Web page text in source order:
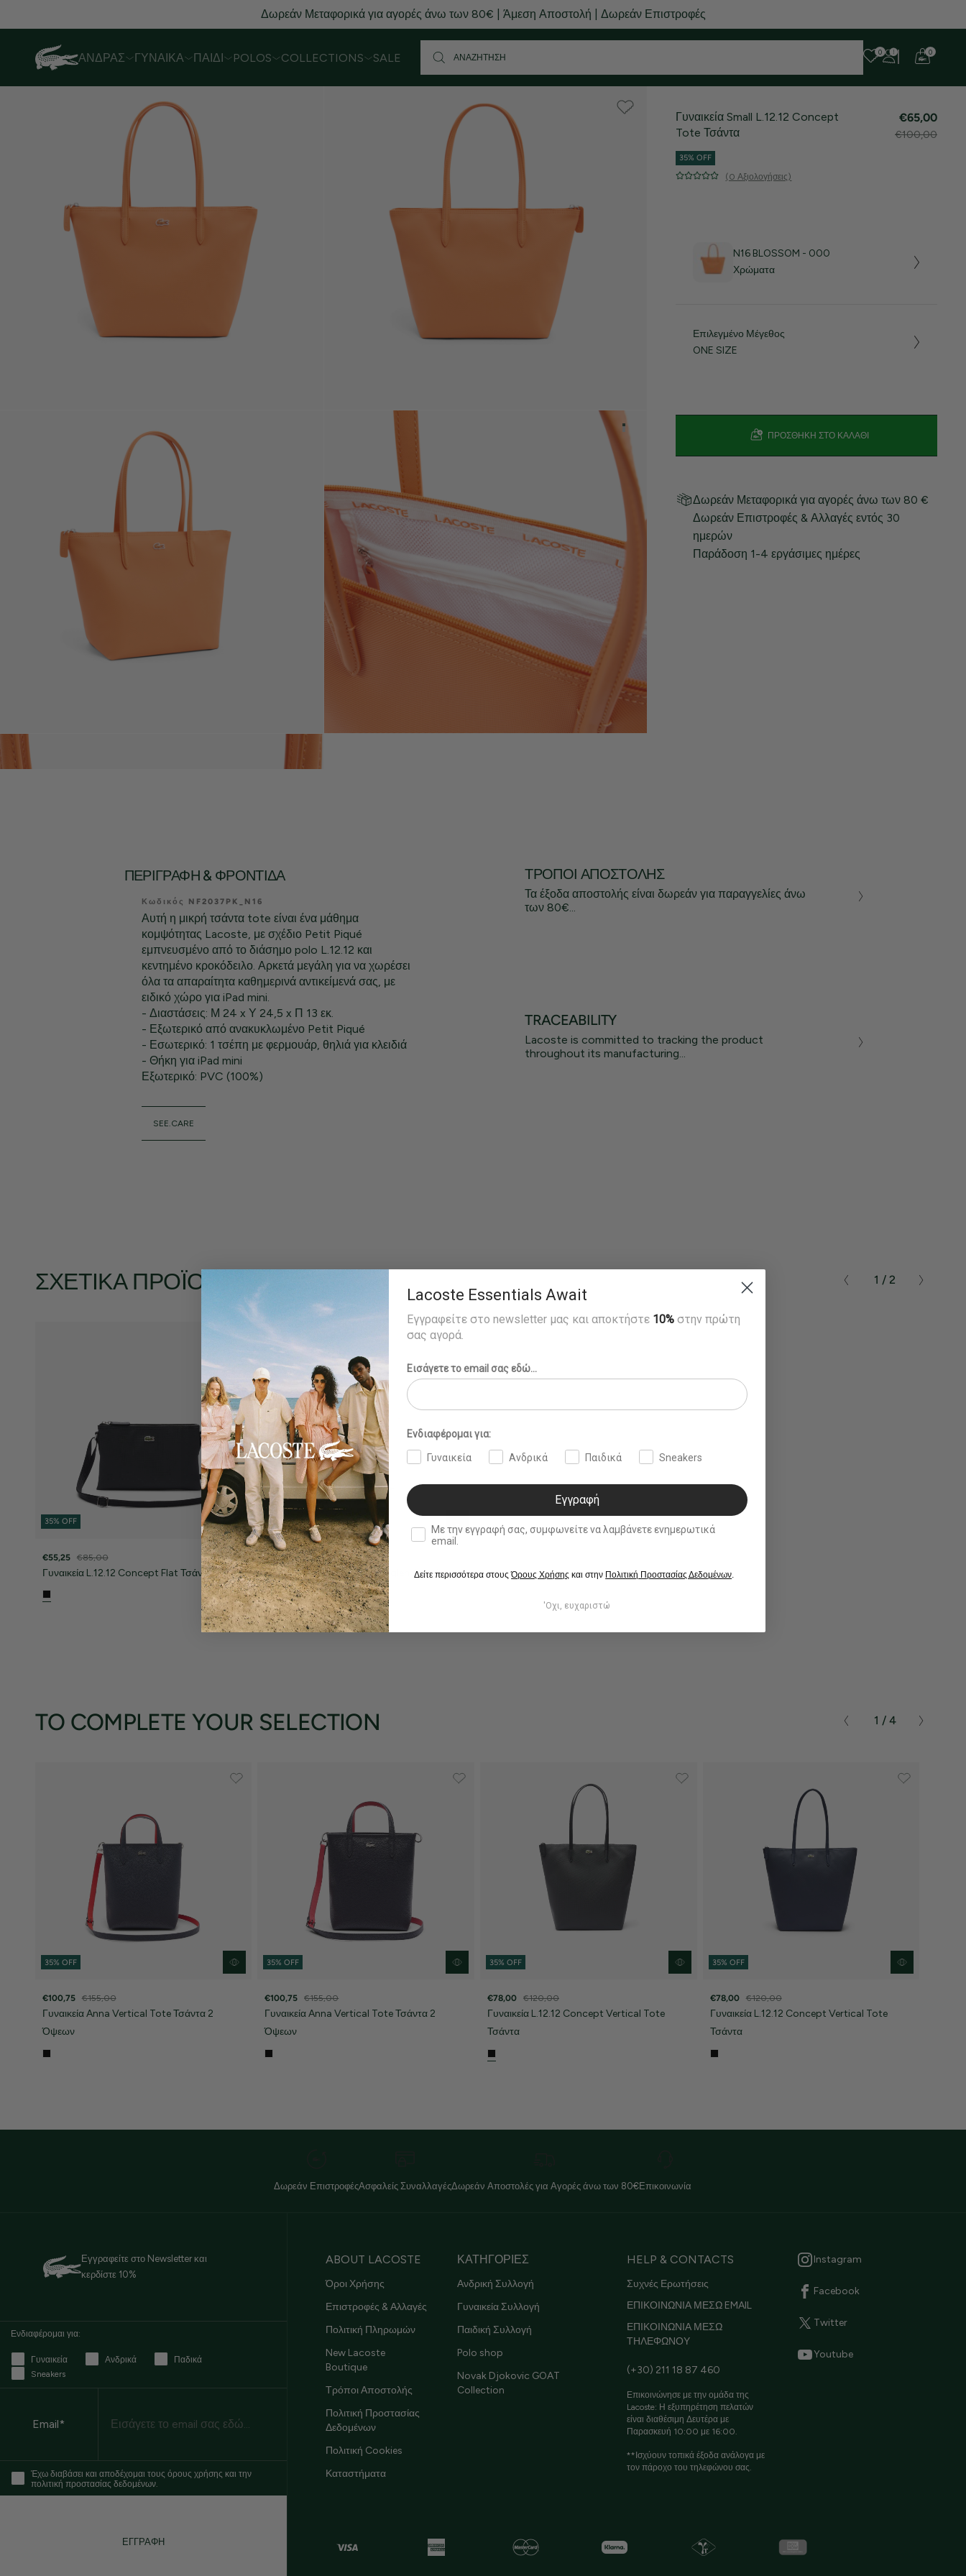
Δωρεάν Μεταφορικά για αγορές άνω των 80€ | Άμεση Αποστολή | Δωρεάν Επιστροφές
ΆΝΔΡΑΣ ΓΥΝΑΊΚΑ ΠΑΙΔΊ POLOS COLLECTIONS SALE 0 0
Γυναικεία Small L.12.12 Concept
Tote Τσάντα
€65,00
€100,00
35% OFF
(0 Αξιολογήσεις)
N16 BLOSSOM - 000
Χρώματα
Επιλεγμένο Μέγεθος
ONE SIZE
ΠΡΟΣΘΉΚΗ ΣΤΟ ΚΑΛΆΘΙ
Δωρεάν Μεταφορικά για αγορές άνω των 80 €
Δωρεάν Επιστροφές & Αλλαγές εντός 30
ημερών
Παράδοση 1-4 εργάσιμες ημέρες
ΠΕΡΙΓΡΑΦΉ & ΦΡΟΝΤΊΔΑ
Κωδικός NF2037PK_N16
Αυτή η μικρή τσάντα tote είναι ένα μάθημα
κομψότητας Lacoste, με σχέδιο Petit Piqué
εμπνευσμένο από το διάσημο polo L.12.12 και
κεντημένο κροκόδειλο. Αρκετά μεγάλη για να χωρέσει
όλα τα απαραίτητα καθημερινά αντικείμενά σας, με
ειδικό χώρο για iPad mini.
- Διαστάσεις: Μ 24 x Υ 24,5 x Π 13 εκ.
- Εξωτερικό από ανακυκλωμένο Petit Piqué
- Εσωτερικό: 1 τσέπη με φερμουάρ, θηλιά για κλειδιά
- Θήκη για iPad mini
Εξωτερικό: PVC (100%)
SEE.CARE
ΤΡΌΠΟΙ ΑΠΟΣΤΟΛΉΣ
Τα έξοδα αποστολής είναι δωρεάν για παραγγελίες άνω
των 80€...
TRACEABILITY
Lacoste is committed to tracking the product
throughout its manufacturing...
ΣΧΕΤΙΚΆ ΠΡΟΪΌΝΤΑ
35% OFF
€55,25 €85,00
Γυναικεία L.12.12 Concept Flat Τσάντα Ώμου
35% OFF
€169,00 €260,00
Γυναικεία Small Runway Lenglen Δερμάτινη
Τσάντα
+ 1
1 / 2
TO COMPLETE YOUR SELECTION
35% OFF
€100,75 €155,00
Γυναικεία Anna Vertical Tote Τσάντα 2
Όψεων
35% OFF
€100,75 €155,00
Γυναικεία Anna Vertical Tote Τσάντα 2
Όψεων
35% OFF
€78,00 €120,00
Γυναικεία L.12.12 Concept Vertical Tote
Τσάντα
35% OFF
€78,00 €120,00
Γυναικεία L.12.12 Concept Vertical Tote
Τσάντα
1 / 4
Δωρεάν ΕπιστροφέςΑσφαλείς ΣυναλλαγέςΔωρεάν Αποστολές για Αγορές άνω των 80€Επικοινωνία
Εγγραφείτε στο Newsletter και
κερδίστε 10%
Ενδιαφέρομαι για:
Γυναικεία Ανδρικά
Παδικά
Sneakers
Email*
Έχω διαβάσει και αποδέχομαι τους όρους χρήσης και την
πολιτική προστασίας δεδομένων.
ΕΓΓΡΑΦΗ
ABOUT LACOSTE
Όροι Χρήσης
Επιστροφές & Αλλαγές
Πολιτική Πληρωμών
New Lacoste
Boutique
Τρόποι Αποστολής
Πολιτική Προστασίας
Δεδομένων
Πολιτική Cookies
Καταστήματα
ΚΑΤΗΓΟΡΙΕΣ
Ανδρική Συλλογή
Γυναικεία Συλλογή
Παιδική Συλλογή
Polo shop
Novak Djokovic GOAT
Collection
HELP & CONTACTS
Συχνές Ερωτήσεις
ΕΠΙΚΟΙΝΩΝΙΑ ΜΕΣΩ EMAIL
ΕΠΙΚΟΙΝΩΝΙΑ ΜΕΣΩ
ΤΗΛΕΦΩΝΟΥ
(+30) 211 18 87 460
Επικοινώνησε με την ομάδα της
Lacoste: Η εξυπηρέτηση πελατών
είναι διαθέσιμη Δευτέρα με
Παρασκευή 10:00 με 16:00.
**Ισχύουν τοπικά έξοδα ανάλογα με
τον πάροχο του τηλεφώνου σας.
Instagram
Facebook
Twitter
Youtube
Lacoste Essentials Await
Εγγραφείτε στο newsletter μας και αποκτήστε 10% στην πρώτη
σας αγορά.
Εισάγετε το email σας εδώ...
Ενδιαφέρομαι για:
Γυναικεία Ανδρικά Παιδικά Sneakers
Εγγραφή
double opt in
Με την εγγραφή σας, συμφωνείτε να λαμβάνετε ενημερωτικά
email.
Δείτε περισσότερα στουςΌρους Χρήσης και στην Πολιτική Προστασίας Δεδομένων.
'Οχι, ευχαριστώ